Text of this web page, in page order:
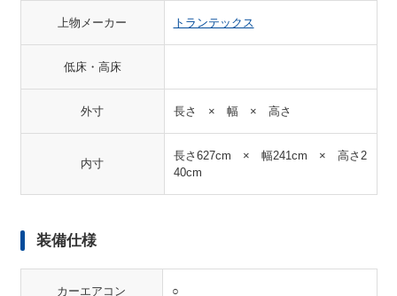
上物メーカー トランテックス
低床・高床
外寸 長さ × 幅 × 高さ
内寸
長さ627cm × 幅241cm × 高さ2
40cm
装備仕様
カーエアコン ○